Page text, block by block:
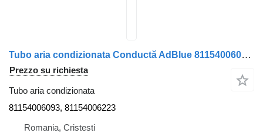
Tubo aria condizionata Conductă AdBlue 81154006093 per camion MAN 81154006093 / 81154006223
Prezzo su richiesta
Tubo aria condizionata
81154006093, 81154006223
Romania, Cristesti